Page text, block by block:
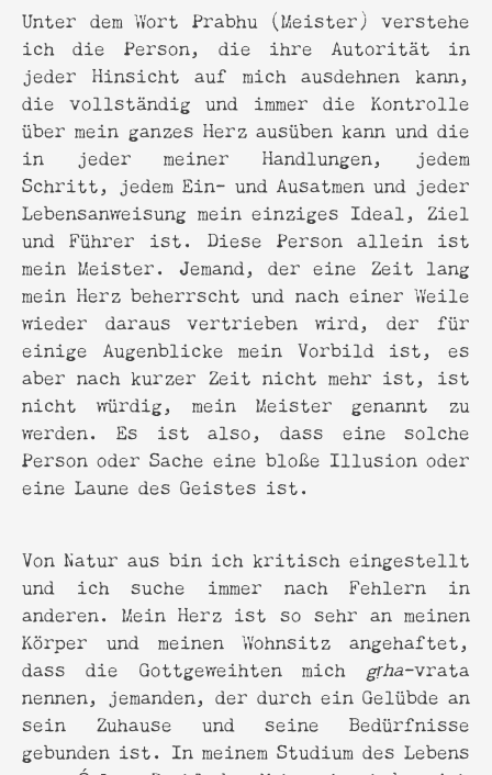
Unter dem Wort Prabhu (Meister) verstehe
ich die Person, die ihre Autorität in
jeder Hinsicht auf mich ausdehnen kann,
die vollständig und immer die Kontrolle
über mein ganzes Herz ausüben kann und die
in jeder meiner Handlungen, jedem
Schritt, jedem Ein- und Ausatmen und jeder
Lebensanweisung mein einziges Ideal, Ziel
und Führer ist. Diese Person allein ist
mein Meister. Jemand, der eine Zeit lang
mein Herz beherrscht und nach einer Weile
wieder daraus vertrieben wird, der für
einige Augenblicke mein Vorbild ist, es
aber nach kurzer Zeit nicht mehr ist, ist
nicht würdig, mein Meister genannt zu
werden. Es ist also, dass eine solche
Person oder Sache eine bloße Illusion oder
eine Laune des Geistes ist.
Von Natur aus bin ich kritisch eingestellt
und ich suche immer nach Fehlern in
anderen. Mein Herz ist so sehr an meinen
Körper und meinen Wohnsitz angehaftet,
dass die Gottgeweihten mich gṛha-vrata
nennen, jemanden, der durch ein Gelübde an
sein Zuhause und seine Bedürfnisse
gebunden ist. In meinem Studium des Lebens